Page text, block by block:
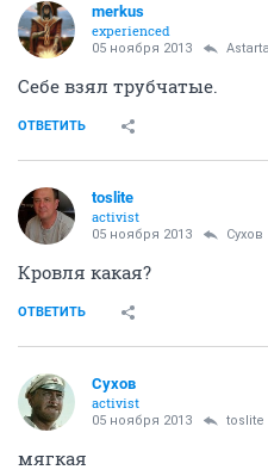
merkus
experienced
05 ноября 2013
Себе взял трубчатые.
ОТВЕТИТЬ
toslite
activist
05 ноября 2013 Сухов
Кровля какая?
ОТВЕТИТЬ
Сухов
activist
05 ноября 2013 toslite
мягкая